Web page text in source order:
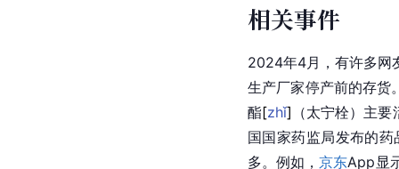
相关事件
2024年4月，有许多网
生产厂家停产前的存货
酯[zhǐ] （太宁栓）主
国国家药监局发布的
多。例如，京东App显